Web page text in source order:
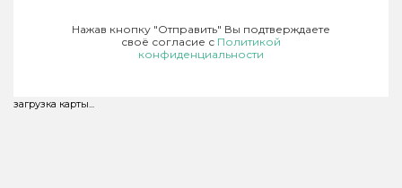
Нажав кнопку "Отправить" Вы подтверждаете
своё согласие с Политикой
конфиденциальности
загрузка карты...